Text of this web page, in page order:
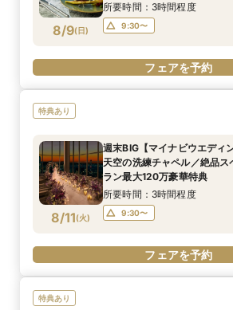
8/9(日)
所要時間：3時間程度
9:30〜
フェアを予約
特典あり
8/11(火)
週末BIG【マイナビウエディ
天空の洗練チャペル／絶品ス
ラン最大120万豪華特典
所要時間：3時間程度
9:30〜
フェアを予約
特典あり